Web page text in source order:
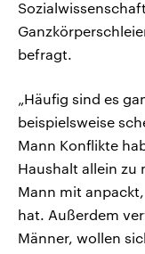
befragt.
„Häufig sind es
beispielsweise
Mann Konflikte
Haushalt allein zu
Mann mit
hat. Außerdem
Männer, wollen